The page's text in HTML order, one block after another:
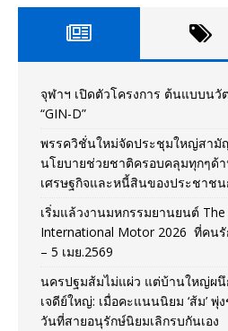
จุฬาฯ เปิดตัวโครงการ ต้นแบบน
“GIN-D”
พรรควิชั่นใหม่จัดประชุมใหญ่สามั
นโยบายช่วยชาติครอบคลุมทุกๆด้
เศรษฐกิจและหนี้สินของประชาชน
เริ่มแล้วงานมหกรรมยานยนต์
International Motor 2026 ที่คน
– 5 เมย.2569
นครปฐมส้มไม่แผ่ว แต่บ้านใหญ่ผนึ
เจดีย์ใหญ่: เมื่อคะแนนนิยม ‘ส้ม’ พุ่
วันที่สายอนุรักษ์นิยมเลิกรบกันเอง